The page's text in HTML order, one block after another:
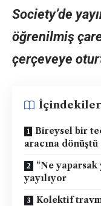
Society’de
öğrenilmiş
çerçeveye
İçindekiler
Bireysel bir
aracına dönüştü
“Ne yaparsak
yayılıyor
Kolektif